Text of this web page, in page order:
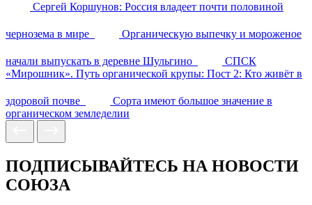
Сергей Коршунов: Россия владеет почти половиной
чернозема в мире Органическую выпечку и мороженое
начали выпускать в деревне Шульгино
СПСК
«Мирошник». Путь органической крупы: Пост 2: Кто живёт в
здоровой почве
Сорта имеют большое значение в
органическом земледелии
ПОДПИСЫВАЙТЕСЬ НА НОВОСТИ
СОЮЗА